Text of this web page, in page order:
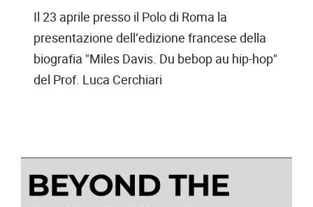
Il 23 aprile presso il Polo di Roma la
presentazione dell’edizione francese della
biografia "Miles Davis. Du bebop au hip-hop"
del Prof. Luca Cerchiari